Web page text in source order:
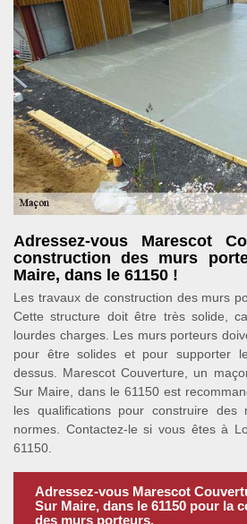
Adressez-vous Marescot
construction des murs
Maire, dans le 61150 !
Les travaux de construction des murs
Cette structure doit être très solide,
lourdes charges. Les murs porteurs
pour être solides et pour supporter
dessus. Marescot Couverture, un
Sur Maire, dans le 61150 est
les qualifications pour construire des
normes. Contactez-le si vous êtes à
61150.
Adressez-vous Marescot
Sur Maire, dans le 61150 pour la
des murs porteurs.